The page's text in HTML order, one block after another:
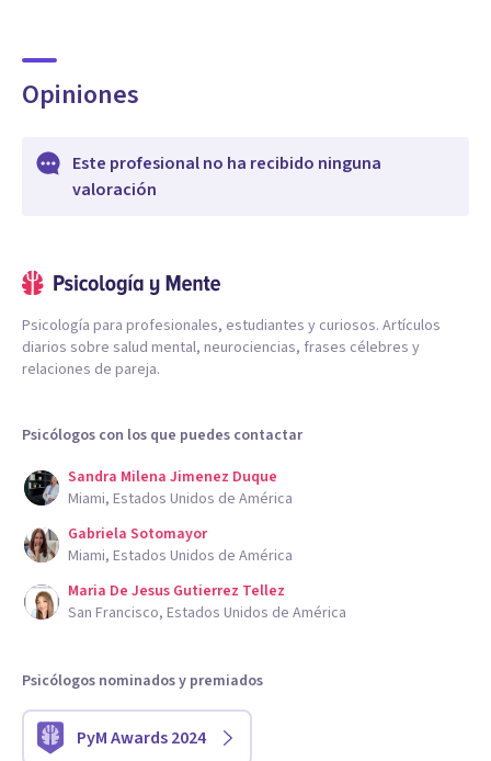
Opiniones
Este profesional no ha recibido ninguna
valoración
Psicología para profesionales, estudiantes y curiosos. Artículos
diarios sobre salud mental, neurociencias, frases célebres y
relaciones de pareja.
Psicólogos con los que puedes contactar
Sandra Milena Jimenez Duque
Miami, Estados Unidos de América
Gabriela Sotomayor
Miami, Estados Unidos de América
Maria De Jesus Gutierrez Tellez
San Francisco, Estados Unidos de América
Psicólogos nominados y premiados
PyM Awards 2024